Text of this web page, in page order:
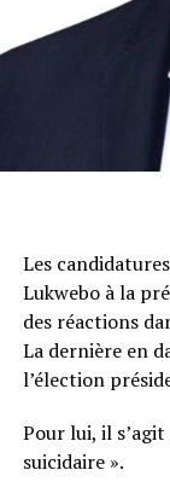
Les
Lukwebo à la
des réactions
La dernière en
l’élection
Pour lui, il
suicidaire ».